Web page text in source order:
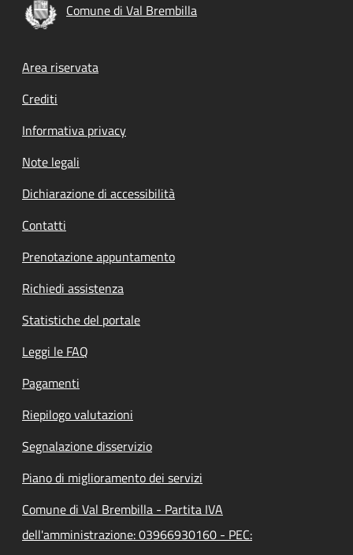
Comune di Val Brembilla
Footer menu
Area riservata
Crediti
Informativa privacy
Note legali
Dichiarazione di accessibilità
Contatti
Prenotazione appuntamento
Richiedi assistenza
Statistiche del portale
Leggi le FAQ
Pagamenti
Riepilogo valutazioni
Segnalazione disservizio
Piano di miglioramento dei servizi
Comune di Val Brembilla - Partita IVA
dell'amministrazione: 03966930160 - PEC: